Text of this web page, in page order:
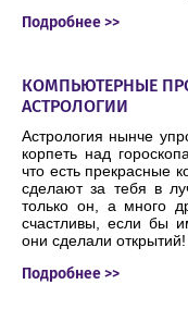
Подробнее >>
КОМПЬЮТЕРНЫЕ
АСТРОЛОГИИ
Астрология нынче
корпеть над
что есть прекрасные
сделают за тебя в
только он, а много
счастливы, если бы
они сделали
Подробнее >>